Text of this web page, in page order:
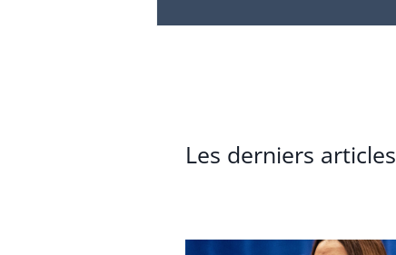
Les derniers articles